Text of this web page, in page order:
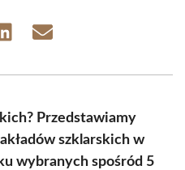
Share Share
Przedstawiamy
szklarskich w
wybranych spośród 5